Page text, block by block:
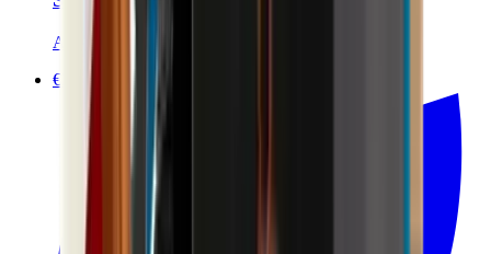
Avril
€22.90